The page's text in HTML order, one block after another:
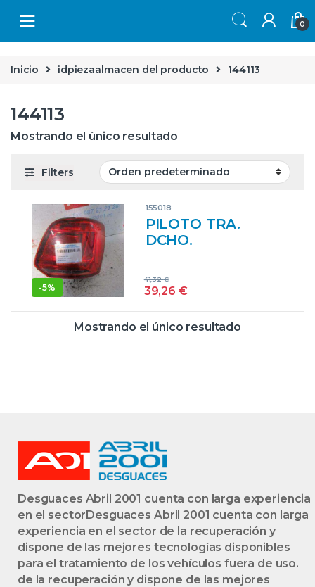
0
Inicio idpiezaalmacen del producto 144113
144113
Mostrando el único resultado
Filters
-5%
155018
PILOTO TRA.
DCHO.
(06.2009->) 1.4 TDI
D / CUS – #PROV#
39,26 €
41,32€
Mostrando el único resultado
Desguaces Abril 2001 cuenta con larga experiencia
en el sectorDesguaces Abril 2001 cuenta con larga
experiencia en el sector de la recuperación y
dispone de las mejores tecnologías disponibles
para el tratamiento de los vehículos fuera de uso.
de la recuperación y dispone de las mejores